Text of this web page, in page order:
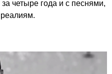
четыре года и с песнями,